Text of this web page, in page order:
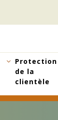
Protection
de la
clientèle